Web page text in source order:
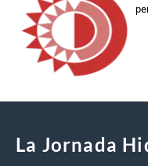
La Jornada